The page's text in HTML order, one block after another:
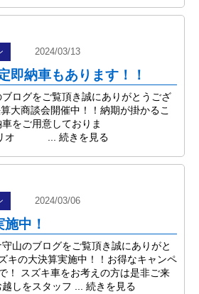
2024/03/13
即納車もあります！！
ログをご覧頂き誠にありがとうござ
大商談会開催中！！納期が掛かるこ
をご用意しておりま
オ ... 続きを見る
2024/03/06
中！
山のブログをご覧頂き誠にありがと
キの大決算実施中！！お得なキャンペ
！ スズキ車をお考えの方は是非ご来
しをスタッフ ... 続きを見る